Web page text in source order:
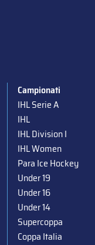
Campionati
IHL Serie A
IHL
IHL Division I
IHL Women
Para Ice Hockey
Under 19
Under 16
Under 14
Supercoppa
Coppa Italia